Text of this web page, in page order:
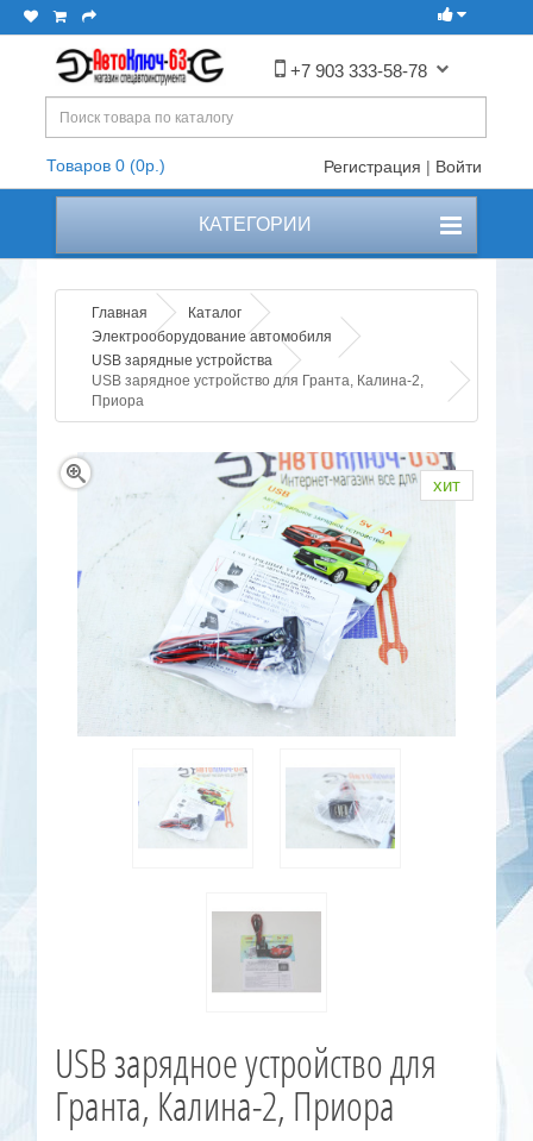
+7 903 333-58-78
Товаров 0 (0р.) Регистрация | Войти
КАТЕГОРИИ
Главная
Каталог
Электрооборудование автомобиля
USB зарядные устройства
USB зарядное устройство для Гранта, Калина-2,
Приора
хит
USB зарядное устройство для
Гранта, Калина-2, Приора